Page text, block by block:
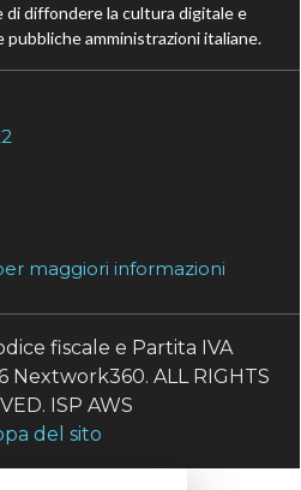
di diffondere la cultura digitale e
amministrazioni italiane.
maggiori informazioni
fiscale e Partita IVA
Nextwork360. ALL RIGHTS
ISP AWS
del sito